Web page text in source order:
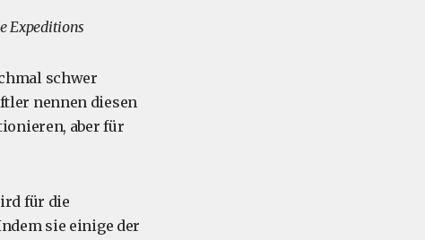
Expeditions
schwer
nennen diesen
aber für
für die
sie einige der